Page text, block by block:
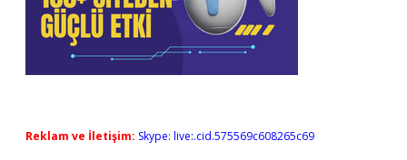
Reklam ve İletişim: Skype: live:.cid.575569c608265c69